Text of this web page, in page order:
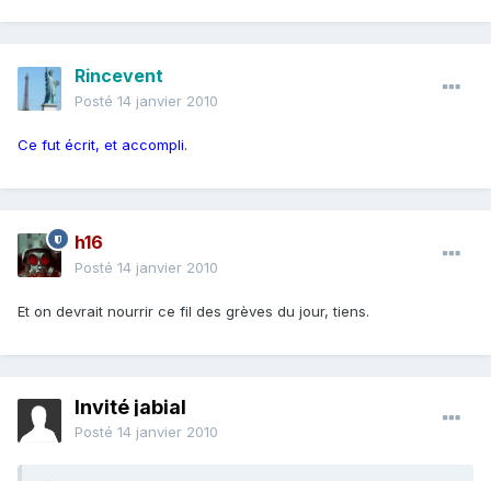
Rincevent
Posté 14 janvier 2010
Ce fut écrit, et accompli.
h16
Posté 14 janvier 2010
Et on devrait nourrir ce fil des grèves du jour, tiens.
Invité jabial
Posté 14 janvier 2010